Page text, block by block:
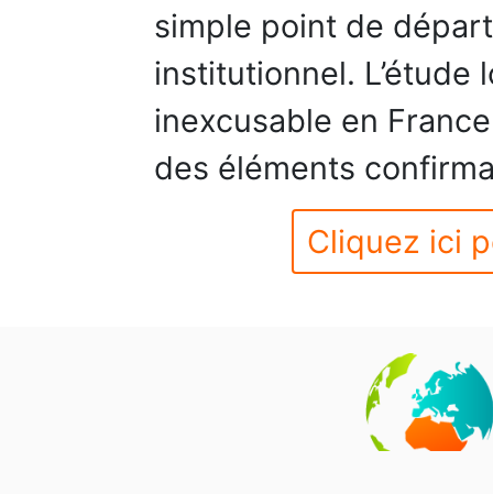
simple point de
institutionnel.
inexcusable en
des éléments
Cliquez ici